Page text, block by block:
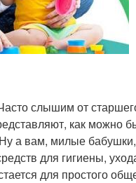
слышим от
как можно
а вам, милые бабушки,
для гигиены,
для простого